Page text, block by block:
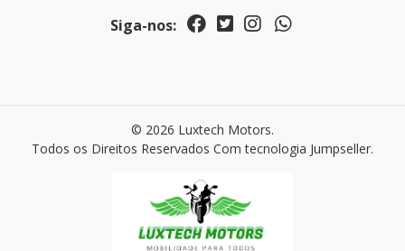
Siga-nos:
© 2026 Luxtech Motors.
Todos os Direitos Reservados Com tecnologia Jumpseller.